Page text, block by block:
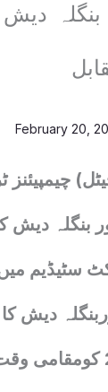
بنگلہ
February 20,
بنگلہ دیش
سٹیڈیم
دیش
20 فروری 2025